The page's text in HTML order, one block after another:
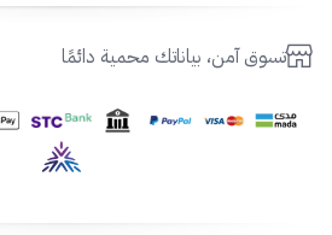
تسوق آمن، بياناتك محمية دائمًا